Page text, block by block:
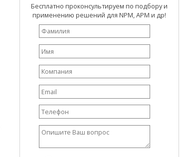
Бесплатно проконсультируем по подбору и
применению решений для NPM, APM и др!